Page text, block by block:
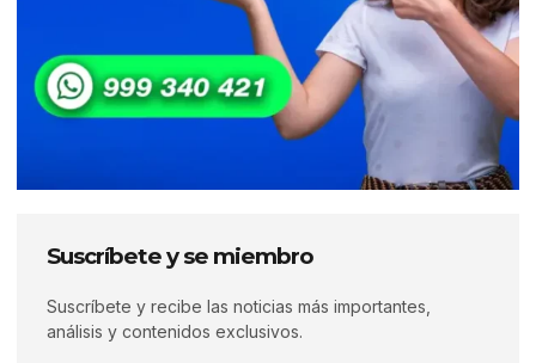
Suscríbete y se miembro
Suscríbete y recibe las noticias más importantes,
análisis y contenidos exclusivos.